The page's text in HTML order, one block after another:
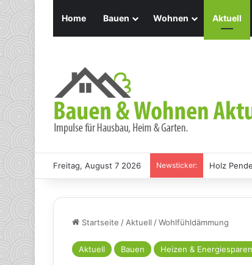
Home Bauen Wohnen Aktuell
Freitag, August 7 2026 Newsticker: Holz
Startseite /Aktuell /Wohlfühldämmung
Aktuell Bauen Heizen & Energiesparen